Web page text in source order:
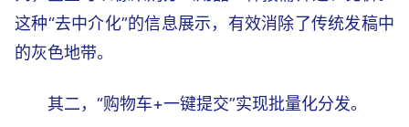
这种“去中介化”的信息展示，有效消除了传统发稿中
的灰色地带。
其二，“购物车+一键提交”实现批量化分发。